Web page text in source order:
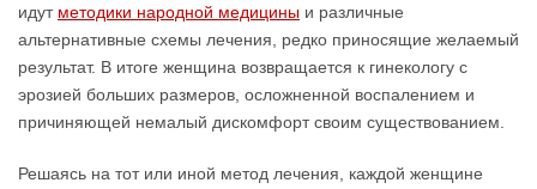
идут методики народной медицины и различные
альтернативные схемы лечения, редко приносящие желаемый
результат. В итоге женщина возвращается к гинекологу с
эрозией больших размеров, осложненной воспалением и
причиняющей немалый дискомфорт своим существованием.
Решаясь на тот или иной метод лечения, каждой женщине